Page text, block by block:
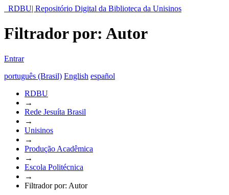
RDBU| Repositório Digital da Biblioteca da Unisinos
Filtrador por: Autor
Entrar
português (Brasil) English español
RDBU
→
Rede Jesuíta Brasil
→
Unisinos
→
Produção Acadêmica
→
Escola Politécnica
→
Filtrador por: Autor